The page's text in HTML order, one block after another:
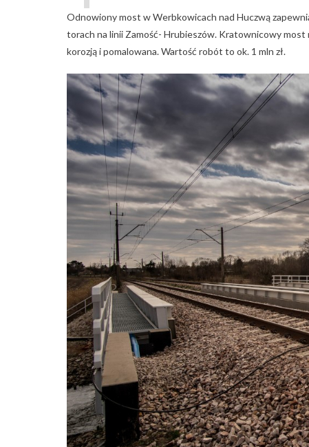
Odnowiony most w Werbkowicach nad Huczwą
torach na linii Zamość- Hrubieszów. Kratownicowy most
korozją i pomalowana. Wartość robót to ok. 1 mln zł.